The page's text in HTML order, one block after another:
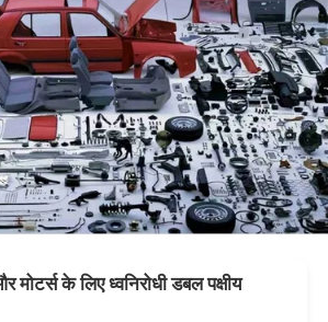
के लिए ध्वनिरोधी डबल पक्षीय